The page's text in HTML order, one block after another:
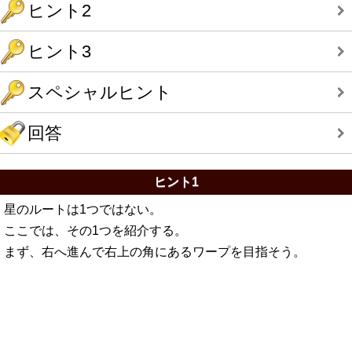
ヒント2
ヒント3
スペシャルヒント
回答
ヒント1
星のルートは1つではない。
ここでは、その1つを紹介する。
まず、右へ進んで右上の角にあるワープを目指そう。